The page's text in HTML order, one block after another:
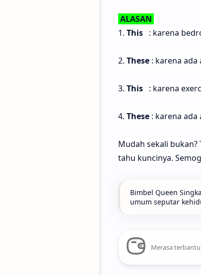
ALASAN
1. This : karena
2. These : karena
3. This : karena
4. These: karena ada
Mudah sekali
tahu kuncinya.
Bimbel Queen
umum seputar
Merasa